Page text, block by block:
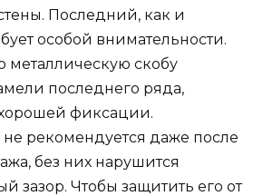
Последний, как и
особой внимательности.
металлическую скобу
последнего ряда,
фиксации.
рекомендуется даже после
без них нарушится
зазор. Чтобы защитить его от